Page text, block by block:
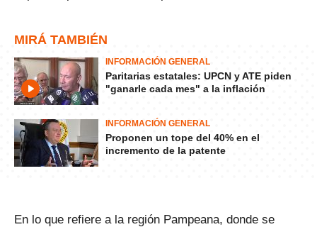
MIRÁ TAMBIÉN
INFORMACIÓN GENERAL
Paritarias estatales: UPCN y ATE piden
"ganarle cada mes" a la inflación
INFORMACIÓN GENERAL
Proponen un tope del 40% en el
incremento de la patente
En lo que refiere a la región Pampeana, donde se